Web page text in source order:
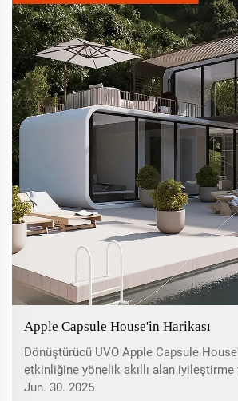
Apple Capsule House'in Harikası
Dönüştürücü UVO Apple Capsule
etkinliğine yönelik akıllı alan
yaşam çözümleri sunan bu ev, enerji
Jun. 30. 2025